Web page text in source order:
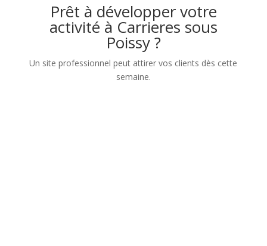
Prêt à développer votre
activité à Carrieres sous
Poissy ?
Un site professionnel peut attirer vos clients dès cette
semaine.